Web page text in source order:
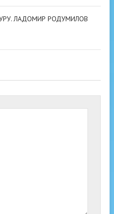
ЛАДОМИР РОДУМИЛОВ